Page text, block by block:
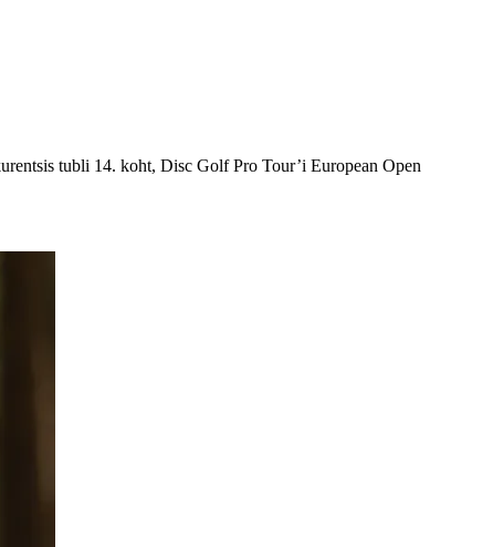
tubli 14. koht, Disc Golf Pro Tour’i European Open